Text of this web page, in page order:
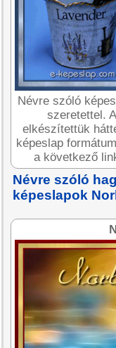
Névre szóló
szeretettel. A
elkészítettük
képeslap
a következő
Névre szóló
képeslapok